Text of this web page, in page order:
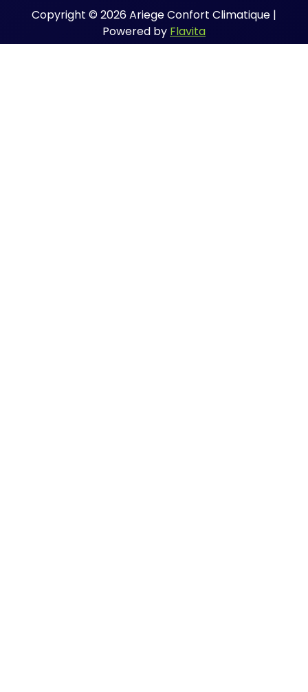
Copyright © 2026 Ariege Confort Climatique |
Powered by Flavita